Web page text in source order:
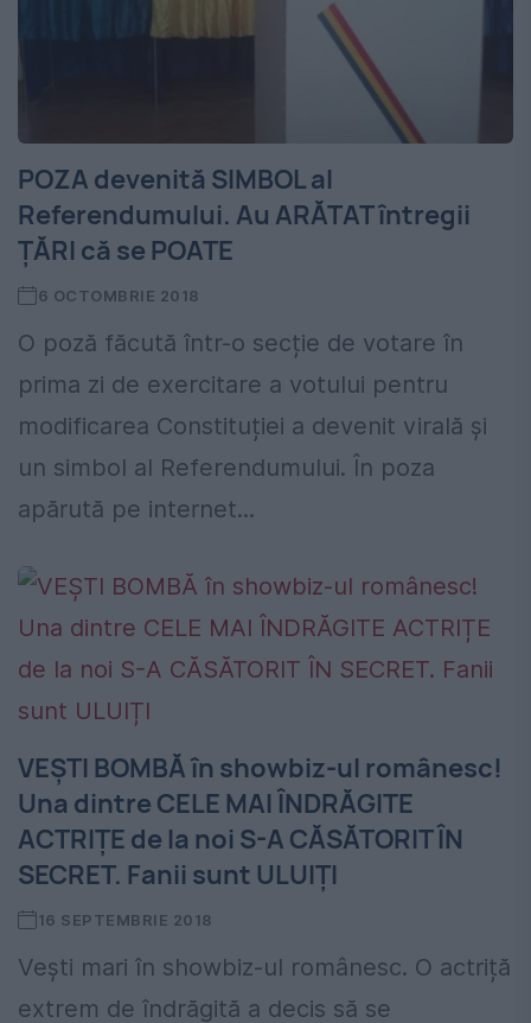
POZA devenită SIMBOL al
Referendumului. Au ARĂTAT întregii
ȚĂRI că se POATE
6 OCTOMBRIE 2018
O poză făcută într-o secție de votare în
prima zi de exercitare a votului pentru
modificarea Constituției a devenit virală și
un simbol al Referendumului. În poza
apărută pe internet...
VEȘTI BOMBĂ în showbiz-ul românesc!
Una dintre CELE MAI ÎNDRĂGITE
ACTRIȚE de la noi S-A CĂSĂTORIT ÎN
SECRET. Fanii sunt ULUIȚI
16 SEPTEMBRIE 2018
Vești mari în showbiz-ul românesc. O actriță
extrem de îndrăgită a decis să se